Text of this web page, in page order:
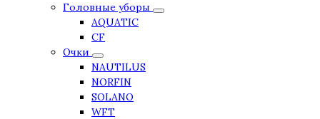
Головные уборы
AQUATIC
CF
Очки
NAUTILUS
NORFIN
SOLANO
WFT